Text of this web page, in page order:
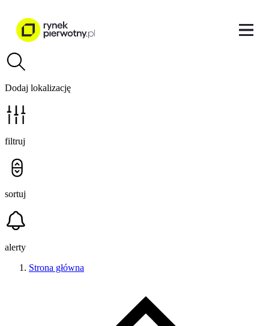
Dodaj lokalizację
filtruj
sortuj
alerty
Strona główna